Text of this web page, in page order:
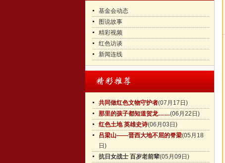
基金会动态
图说故事
精彩视频
红色访谈
新闻连线
共同做红色文物守护者(07月17日)
那里的孩子都知道贺龙……(06月22日)
红色土地 英雄史诗(06月03日)
吕梁山——晋西大地不屈的脊梁(05月18
日)
抗日女战士 百岁老前辈(05月09日)